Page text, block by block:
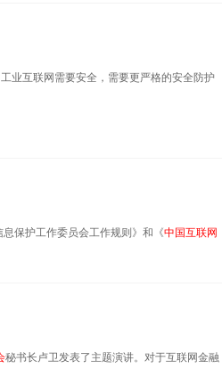
业互联网需要安全，需要更严格的安全防护
息保护工作委员会工作规则》和《中国互联网
秘书长卢卫发表了主题演讲。对于互联网金融